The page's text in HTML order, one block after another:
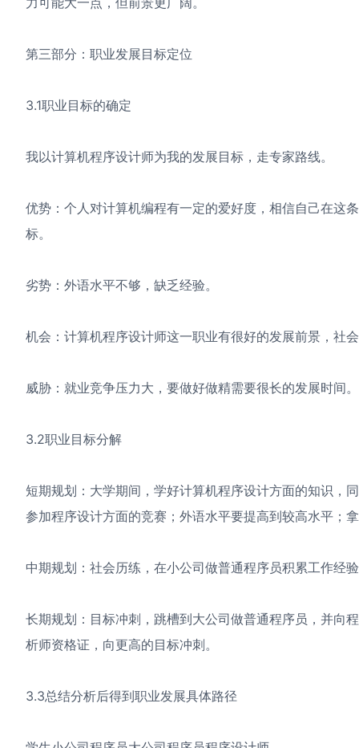
第三部分：职业发展目标定位
3.1职业目标的确定
我以计算机程序设计师为我的发展目标，走专家路线。
优势：个人对计算机编程有一定的爱好度，相信自己在这
标。
劣势：外语水平不够，缺乏经验。
机会：计算机程序设计师这一职业有很好的发展前景，社
威胁：就业竞争压力大，要做好做精需要很长的发展时间。
3.2职业目标分解
短期规划：大学期间，学好计算机程序设计方面的知识，
参加程序设计方面的竞赛；外语水平要提高到较高水平；
中期规划：社会历练，在小公司做普通程序员积累工作经
长期规划：目标冲刺，跳槽到大公司做普通程序员，并向
析师资格证，向更高的目标冲刺。
3.3总结分析后得到职业发展具体路径